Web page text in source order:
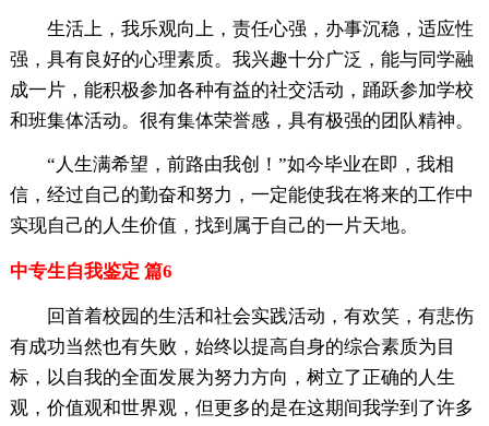
生活上，我乐观向上，责任心强，办事沉稳，适应性
强，具有良好的心理素质。我兴趣十分广泛，能与同学融
成一片，能积极参加各种有益的社交活动，踊跃参加学校
和班集体活动。很有集体荣誉感，具有极强的团队精神。
“人生满希望，前路由我创！”如今毕业在即，我相
信，经过自己的勤奋和努力，一定能使我在将来的工作中
实现自己的人生价值，找到属于自己的一片天地。
中专生自我鉴定 篇6
回首着校园的生活和社会实践活动，有欢笑，有悲伤
有成功当然也有失败，始终以提高自身的综合素质为目
标，以自我的全面发展为努力方向，树立了正确的人生
观，价值观和世界观，但更多的是在这期间我学到了许多